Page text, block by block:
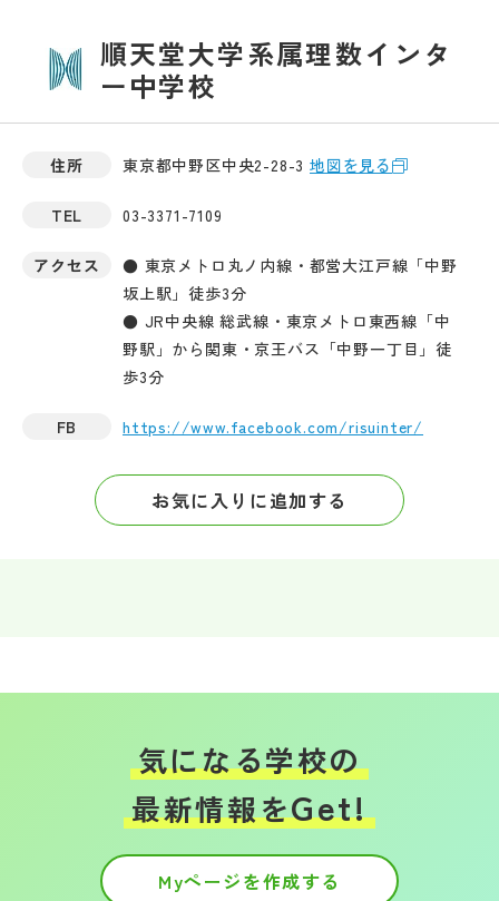
順天堂大学系属理数インタ
ー中学校
住所 東京都中野区中央2-28-3 地図を見る
TEL 03-3371-7109
アクセス
● 東京メトロ丸ノ内線・都営大江戸線「中野
坂上駅」徒歩3分
● JR中央線 総武線・東京メトロ東西線「中
野駅」から関東・京王バス「中野一丁目」徒
歩3分
FB https://www.facebook.com/risuinter/
お気に入りに追加する
気になる学校の
最新情報をGet!
Myページを作成する